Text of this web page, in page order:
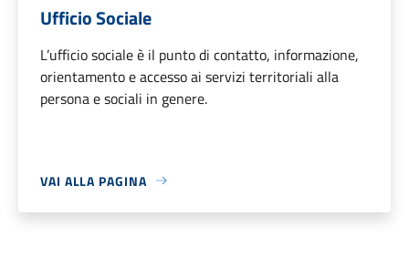
Ufficio Sociale
L’ufficio sociale è il punto di contatto, informazione,
orientamento e accesso ai servizi territoriali alla
persona e sociali in genere.
VAI ALLA PAGINA